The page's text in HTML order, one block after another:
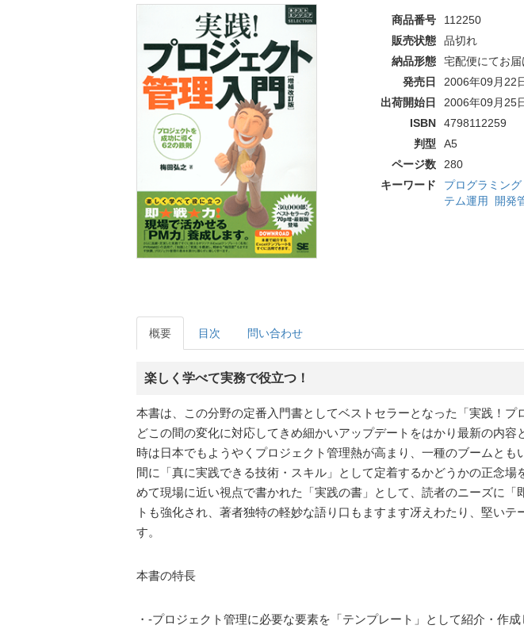
商品番号
112250
販売状態
品切れ
納品形態
宅配便にてお届
発売日
2006年09月22
出荷開始日
2006年09月25
ISBN
4798112259
判型
A5
ページ数
280
キーワード
プログラミング
テム運用
開発
概要 目次 問い合わせ
楽しく学べて実務で役立つ！
本書は、この分野の定番入門書としてベストセラーとなった「実践！
どこの間の変化に対応してきめ細かいアップデートをはかり最新の内
時は日本でもようやくプロジェクト管理熱が高まり、一種のブームと
間に「真に実践できる技術・スキル」として定着するかどうかの正念
めて現場に近い視点で書かれた「実践の書」として、読者のニーズに
トも強化され、著者独特の軽妙な語り口もますます冴えわたり、堅い
す。
本書の特長
・-プロジェクト管理に必要な要素を「テンプレート」として紹介・作